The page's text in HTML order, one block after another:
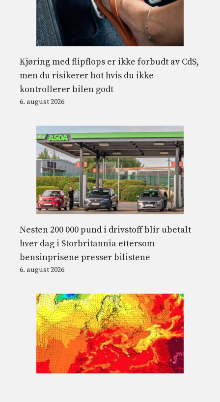
Kjøring med flipflops er ikke forbudt av CdS,
men du risikerer bot hvis du ikke
kontrollerer bilen godt
6. august 2026
Nesten 200 000 pund i drivstoff blir ubetalt
hver dag i Storbritannia ettersom
bensinprisene presser bilistene
6. august 2026